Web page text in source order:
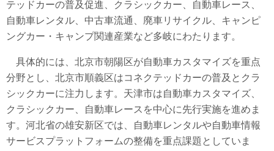
テッドカーの普及促進、クラシックカー、自動車レース、
自動車レンタル、中古車流通、廃車リサイクル、キャンピ
ングカー・キャンプ関連産業など多岐にわたります。
具体的には、北京市朝陽区が自動車カスタマイズを重点
分野とし、北京市順義区はコネクテッドカーの普及とクラ
シックカーに注力します。天津市は自動車カスタマイズ、
クラシックカー、自動車レースを中心に先行実施を進めま
す。河北省の雄安新区では、自動車レンタルや自動車情報
サービスプラットフォームの整備を重点課題としていま